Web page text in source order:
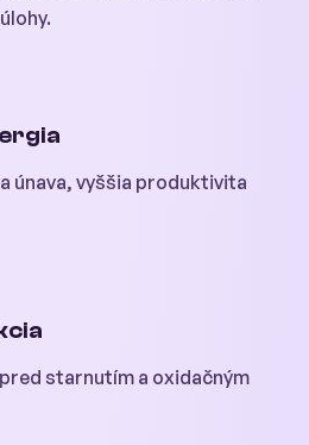
únava, vyššia produktivita
starnutím a oxidačným